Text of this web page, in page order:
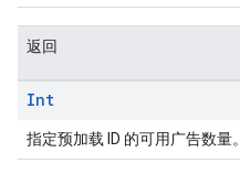
返回
Int
指定预加载 ID 的可用广告数量。